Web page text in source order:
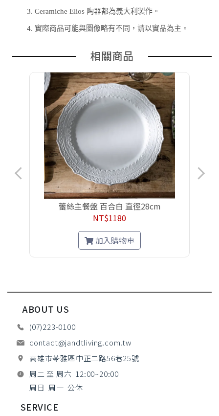
3. Ceramiche Elios 陶器都為義大利製作。
4. 實際商品可能與圖像略有不同，請以實品為主。
相關商品
蕾絲主餐盤 百合白 直徑28cm
NT$1180
加入購物車
ABOUT US
(07)223-0100
contact@jandtliving.com.tw
高雄市苓雅區中正二路56巷25號
周二 至 周六 12:00~20:00
周日 周一 公休
SERVICE